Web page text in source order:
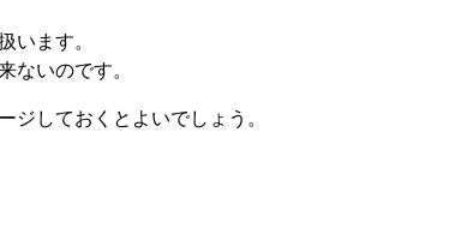
います。
ないのです。
しておくとよいでしょう。